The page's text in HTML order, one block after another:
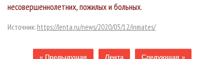
несовершеннолетних, пожилых и больных.
Источник: https://lenta.ru/news/2020/05/12/inmates/
« Предыдущая Лента Следующая »